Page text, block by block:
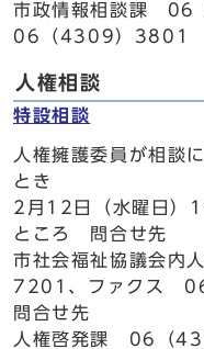
市政情報相談課
06（4309）3801
人権相談
特設相談
人権擁護委員が相談
とき
2月12日（水曜日）
ところ 問合せ先
市社会福祉協議会内
7201、ファクス
問合せ先
人権啓発課 06（